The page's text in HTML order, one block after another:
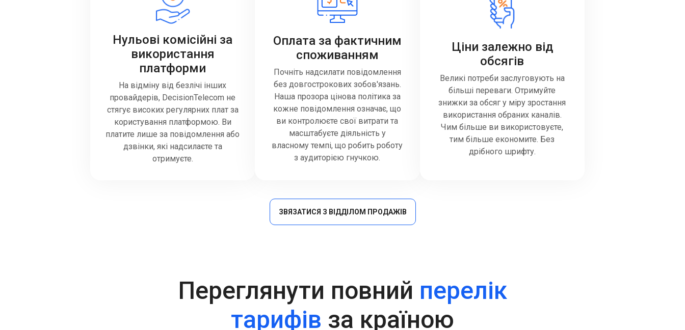
Нульові комісійні за
використання
платформи
На відміну від безлічі інших
провайдерів, DecisionTelecom не
стягує високих регулярних плат за
користування платформою. Ви
платите лише за повідомлення або
дзвінки, які надсилаєте та
отримуєте.
Оплата за фактичним
споживанням
Почніть надсилати повідомлення
без довгострокових зобов'язань.
Наша прозора цінова політика за
кожне повідомлення означає, що
ви контролюєте свої витрати та
масштабуєте діяльність у
власному темпі, що робить роботу
з аудиторією гнучкою.
Ціни залежно від
обсягів
Великі потреби заслуговують на
більші переваги. Отримуйте
знижки за обсяг у міру зростання
використання обраних каналів.
Чим більше ви використовуєте,
тим більше економите. Без
дрібного шрифту.
ЗВЯЗАТИСЯ З ВІДДІЛОМ ПРОДАЖІВ
Переглянути повний перелік
тарифів за країною